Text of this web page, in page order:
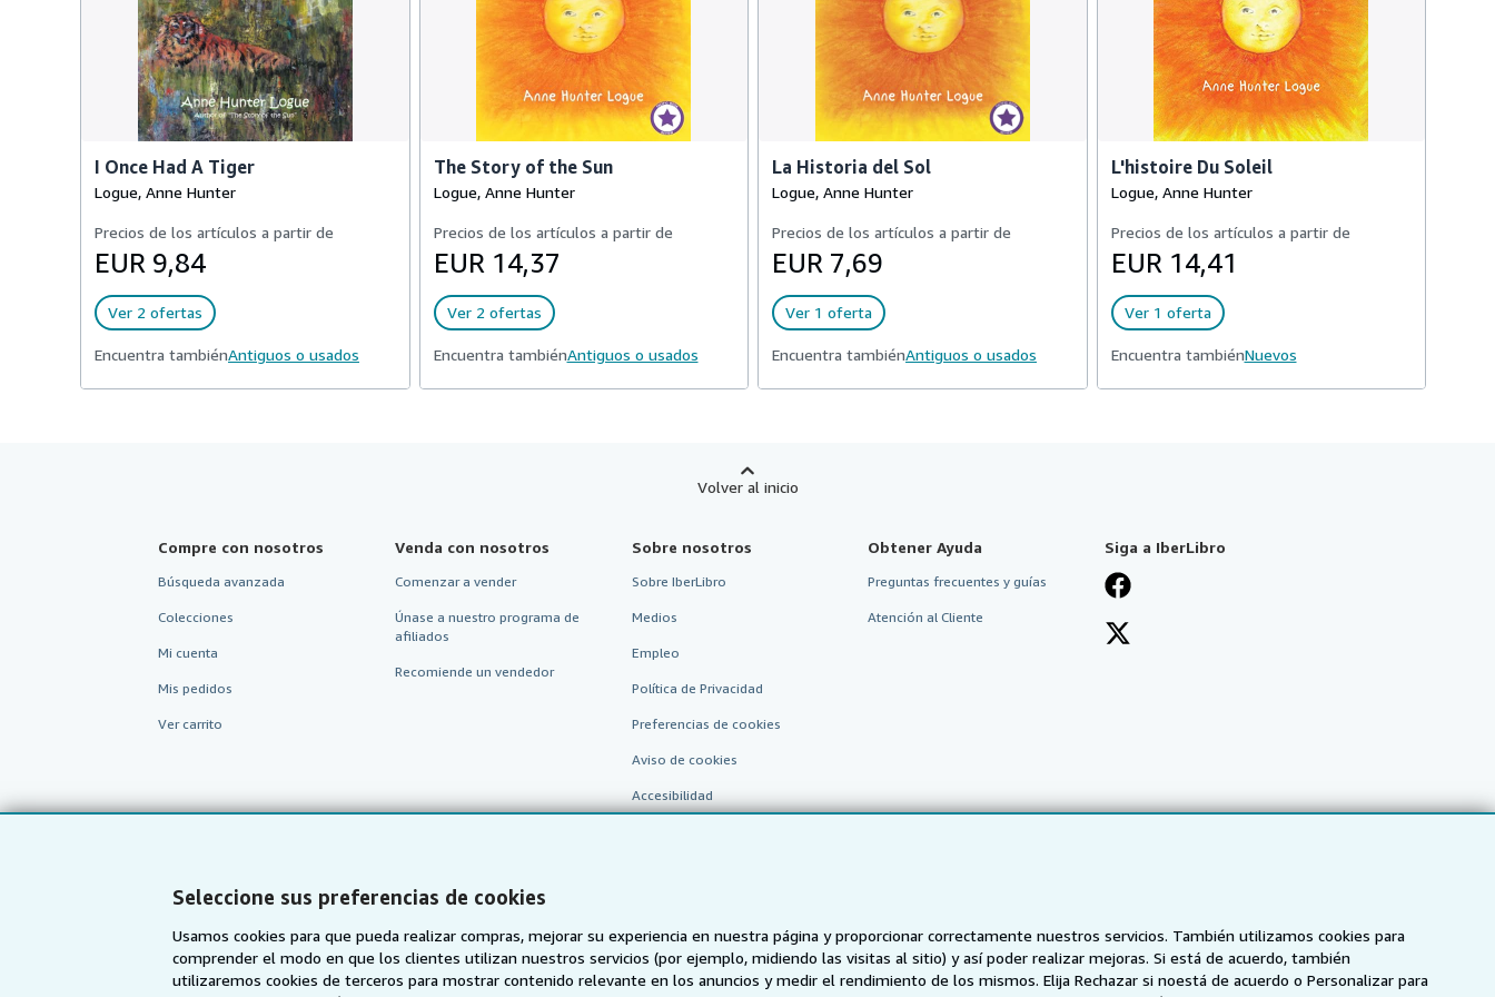
Seleccione sus preferencias de cookies
Usamos cookies para que pueda realizar compras, mejorar su experiencia en nuestra página y proporcionar correctamente nuestros servicios. También utilizamos cookies para
comprender el modo en que los clientes utilizan nuestros servicios (por ejemplo, midiendo las visitas al sitio) y así poder realizar mejoras. Si está de acuerdo, también
utilizaremos cookies de terceros para mostrar contenido relevante en los anuncios y medir el rendimiento de los mismos. Elija Rechazar si noestá de acuerdo o Personalizar para
I Once Had A Tiger
Logue, Anne Hunter
Precios de los artículos a partir de
EUR 9,84
Ver 2 ofertas
Encuentra tambiénAntiguos o usados
The Story of the Sun
Logue, Anne Hunter
Precios de los artículos a partir de
EUR 14,37
Ver 2 ofertas
Encuentra tambiénAntiguos o usados
La Historia del Sol
Logue, Anne Hunter
Precios de los artículos a partir de
EUR 7,69
Ver 1 oferta
Encuentra tambiénAntiguos o usados
L'histoire Du Soleil
Logue, Anne Hunter
Precios de los artículos a partir de
EUR 14,41
Ver 1 oferta
Encuentra tambiénNuevos
Volver al inicio
Compre con nosotros
Búsqueda avanzada
Colecciones
Mi cuenta
Mis pedidos
Ver carrito
Venda con nosotros
Comenzar a vender
Únase a nuestro programa de
afiliados
Recomiende un vendedor
Sobre nosotros
Sobre IberLibro
Medios
Empleo
Política de Privacidad
Preferencias de cookies
Aviso de cookies
Accesibilidad
Obtener Ayuda
Preguntas frecuentes y guías
Atención al Cliente
Siga a IberLibro